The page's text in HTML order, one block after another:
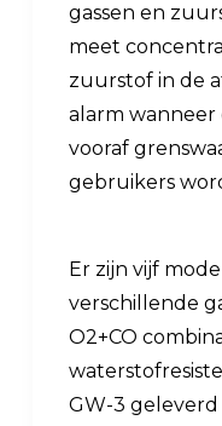
gassen en
meet
zuurstof in de
alarm
vooraf
gebruikers
Er zijn vijf
verschillende
O2+CO
GW-3